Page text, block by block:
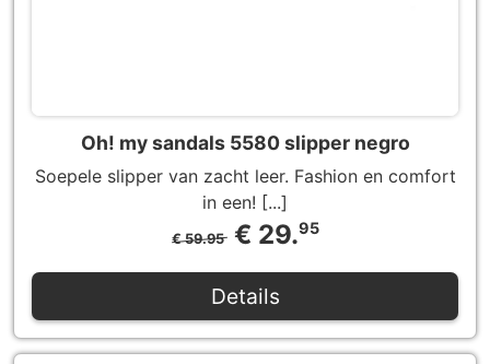
Oh! my sandals 5580 slipper negro
Soepele slipper van zacht leer. Fashion en comfort
in een! [...]
€ 59.95€ 29.95
Details